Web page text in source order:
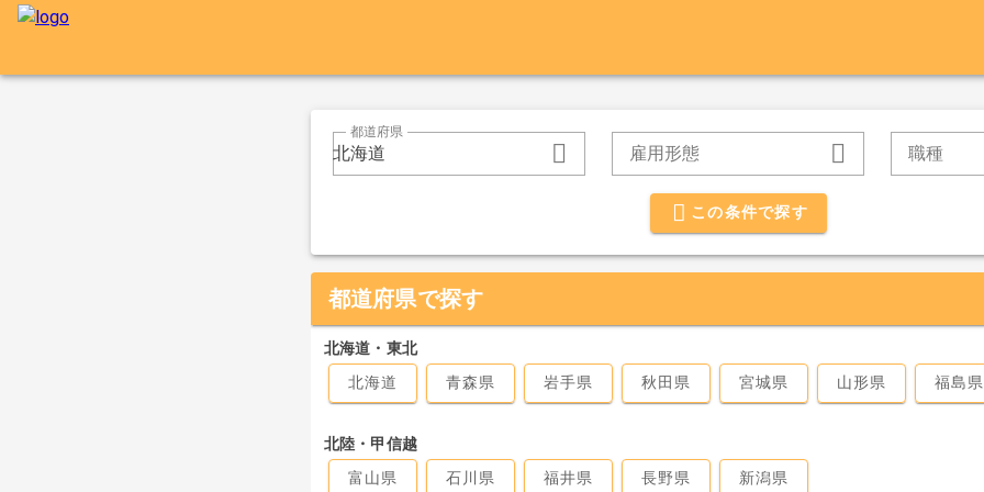
北海道
都道府県
雇用形態 職種
この条件で探す
都道府県で探す
北海道・東北
北海道
青森県 岩手県 秋田県 宮城県 山形県 福島県
北陸・甲信越
富山県
石川県 福井県 長野県 新潟県